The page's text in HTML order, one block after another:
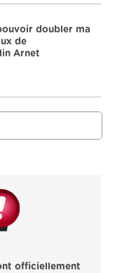
doubler ma
de
Arnet
officiellement